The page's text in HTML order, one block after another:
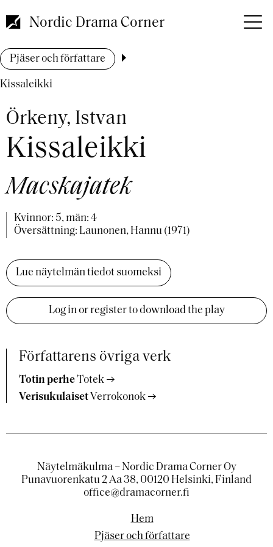
till
huvudinnehåll
Nordic Drama Corner
Länkstig
Pjäser och författare
Kissaleikki
Örkeny, Istvan
Kissaleikki
Macskajatek
Kvinnor: 5, män: 4
Översättning: Launonen, Hannu (1971)
Lue näytelmän tiedot suomeksi
Log in or register to download the play
Författarens övriga verk
Totin perheTotek
Verisukulaiset Verrokonok
Näytelmäkulma – Nordic Drama Corner Oy
Punavuorenkatu 2 Aa 38, 00120 Helsinki, Finland
office@dramacorner.fi
Hem
Pjäser och författare